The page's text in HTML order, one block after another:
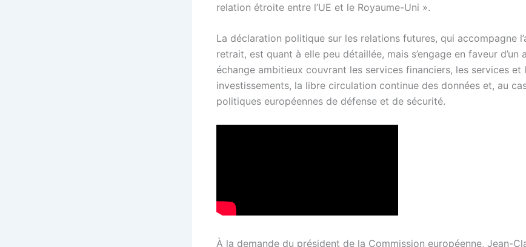
relation étroite entre l’UE et le Royaume-Uni ».
La déclaration politique sur les relations futures, qui accompagne
retrait, est quant à elle peu détaillée, mais s’engage en faveur
échange ambitieux couvrant les services financiers, les services et
investissements, la libre circulation continue des données et, au
politiques européennes de défense et de sécurité.
À la demande du président de la Commission européenne, Jean-